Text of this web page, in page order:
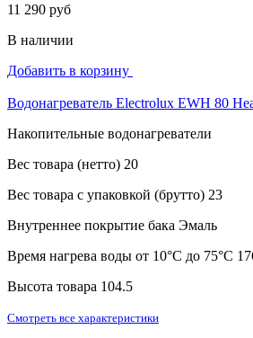
11 290 руб
В наличии
Добавить в корзину
Водонагреватель Electrolux EWH 80
Накопительные водонагреватели
Вес товара (нетто) 20
Вес товара с упаковкой (брутто) 23
Внутреннее покрытие бака Эмаль
Время нагрева воды от 10°С до 75°С
Высота товара 104.5
Смотреть все характеристики